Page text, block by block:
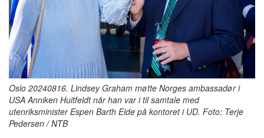
Oslo 20240816. Lindsey Graham møtte Norges ambassadør i
USA Anniken Huitfeldt når han var i til samtale med
utenriksminister Espen Barth Eide på kontoret i UD. Foto: Terje
Pedersen / NTB